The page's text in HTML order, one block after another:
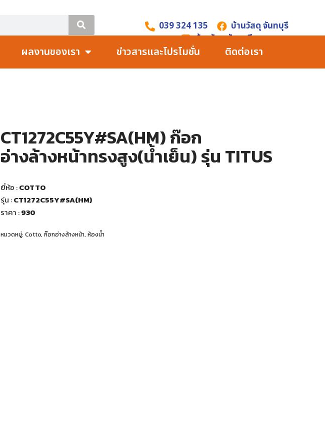
039 324 135
บ้านวัสดุ จันทบุรี
บ้านวัสดุ จันทบุรี
ผลงานของเรา ข่าวสารและโปรโมชั่น ติดต่อเรา
CT1272C55Y#SA(HM) ก๊อก
อ่างล้างหน้าทรงสูง(น้ำเย็น) รุ่น TITUS
ยี่ห้อ :COTTO
รุ่น :CT1272C55Y#SA(HM)
ราคา :930
หมวดหมู่: Cotto, ก๊อกอ่างล้างหน้า, ห้องน้ำ